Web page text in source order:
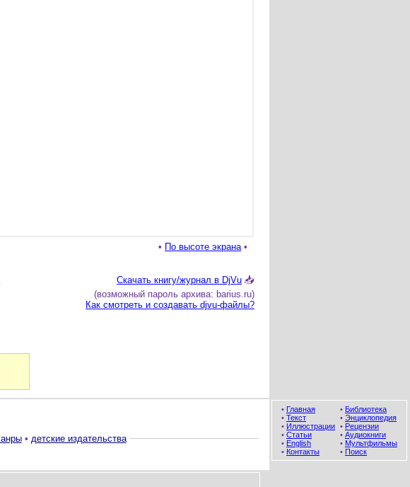
• По высоте экрана•
Скачать книгу/журнал в DjVu 📥
(возможный пароль архива: barius.ru)
Как смотреть и создавать djvu-файлы?
• детские издательства
• Главная
• Текст
• Иллюстрации
• Статьи
• English
• Контакты
• Библиотека
• Энциклопедия
• Рецензии
• Аудиокниги
• Мультфильмы
• Поиск